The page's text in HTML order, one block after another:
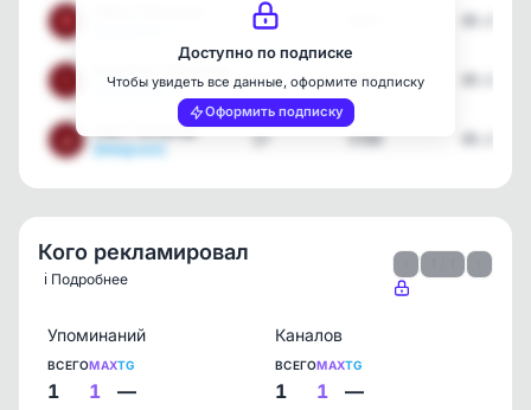
17
[telegram]
11 4992
Лев | Taroscop
[telegram]
17 5709
Доступно по подписке
Чтобы увидеть все данные, оформите подписку
Оформить подписку
Кого рекламировал
ℹ️ Подробнее
Упоминаний
ВСЕГО
1
MAX
1
TG
—
Каналов
ВСЕГО
1
MAX
1
TG
—